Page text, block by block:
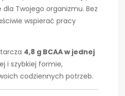
Twojego organizmu. Bez
wspierać pracy
4,8 g BCAA w jednej
i szybkiej formie,
codziennych potrzeb.